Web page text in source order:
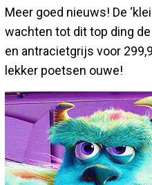
Meer goed nieuws! De
wachten tot dit top ding
en antracietgrijs voor
lekker poetsen ouwe!